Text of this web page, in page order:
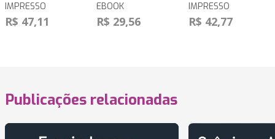
IMPRESSO
R$ 47,11
EBOOK
R$ 29,56
IMPRESSO
R$ 42,77
Publicações relacionadas